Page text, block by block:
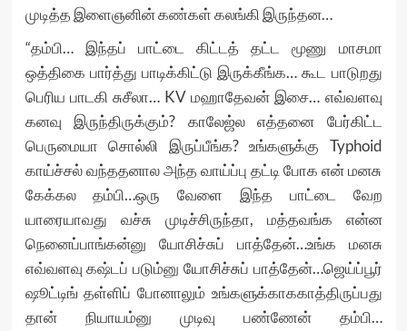
முடித்த இளைஞனின் கண்கள் கலங்கி இருந்தன…
“தம்பி… இந்தப் பாட்டை கிட்டத் தட்ட மூணு மாசமா
ஒத்திகை பார்த்து பாடிக்கிட்டு இருக்கீங்க… கூட பாடுறது
பெரிய பாடகி சுசீலா… KV மஹாதேவன் இசை… எவ்வளவு
கனவு இருந்திருக்கும்? காலேஜ்ல எத்தனை பேர்கிட்ட
பெருமையா சொல்லி இருப்பீங்க? உங்களுக்கு Typhoid
காய்ச்சல் வந்ததனால அந்த வாய்ப்பு தட்டி போக என் மனசு
கேக்கல தம்பி…ஒரு வேளை இந்த பாட்டை வேற
யாரையாவது வச்சு முடிச்சிருந்தா, மத்தவங்க என்ன
நெனைப்பாங்கன்னு யோசிச்சுப் பாத்தேன்…உங்க மனசு
எவ்வளவு கஷ்டப் படும்னு யோசிச்சுப் பாத்தேன்…ஜெய்ப்பூர்
ஷூட்டிங் தள்ளிப் போனாலும் உங்களுக்காககாத்திருப்பது
தான் நியாயம்னு முடிவு பண்ணேன் தம்பி…